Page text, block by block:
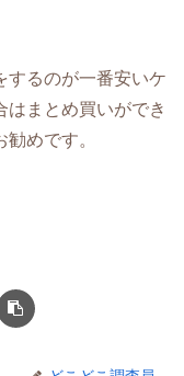
するのが一番安いケ
はまとめ買いができ
めです。